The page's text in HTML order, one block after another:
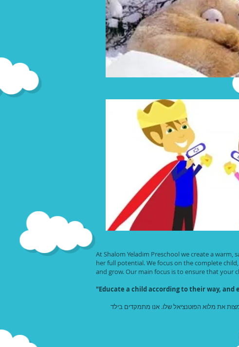
At Shalom Yeladim Preschool we create a
her full potential. We focus on the complete
and grow. Our main focus is to ensure that your
"Educate a child according to their
את מלוא הפוטנציאל שלו. אנו מתמקדים בילד